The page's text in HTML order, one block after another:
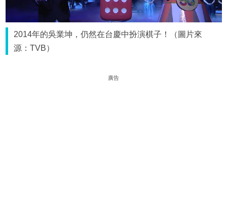
2014年的吳業坤，仍然在台慶中扮演棋子！（圖片來
源：TVB）
廣告